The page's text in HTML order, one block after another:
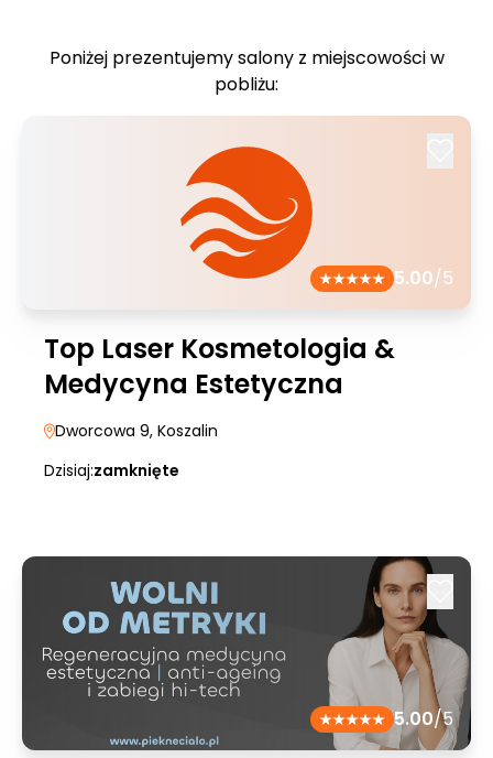
Poniżej prezentujemy salony z miejscowości w
pobliżu:
5.00/5
Top Laser Kosmetologia &
Medycyna Estetyczna
Dworcowa 9, Koszalin
Dzisiaj:zamknięte
5.00/5